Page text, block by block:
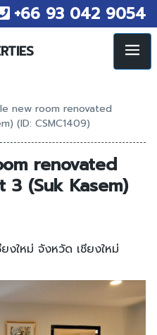
+66 93 042 9054
new room renovated
(ID: CSMC1409)
renovated
3 (Suk Kasem)
งใหม่ จังหวัด เชียงใหม่